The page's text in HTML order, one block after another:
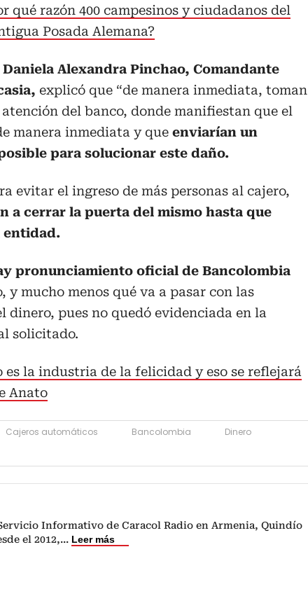
qué razón 400 campesinos y ciudadanos del
Posada Alemana?
Alexandra Pinchao, Comandante
explicó que “de manera inmediata, toman
del banco, donde manifiestan que el
manera inmediata y que enviarían un
para solucionar este daño.
evitar el ingreso de más personas al cajero,
a cerrar la puerta del mismo hasta que
entidad.
pronunciamiento oficial de Bancolombia
y mucho menos qué va a pasar con las
dinero, pues no quedó evidenciada en la
solicitado.
es la industria de la felicidad y eso se reflejará
Anato
Cajeros automáticos Bancolombia
Dinero
Informativo de Caracol Radio en Armenia, Quindío
el 2012,... Leer más